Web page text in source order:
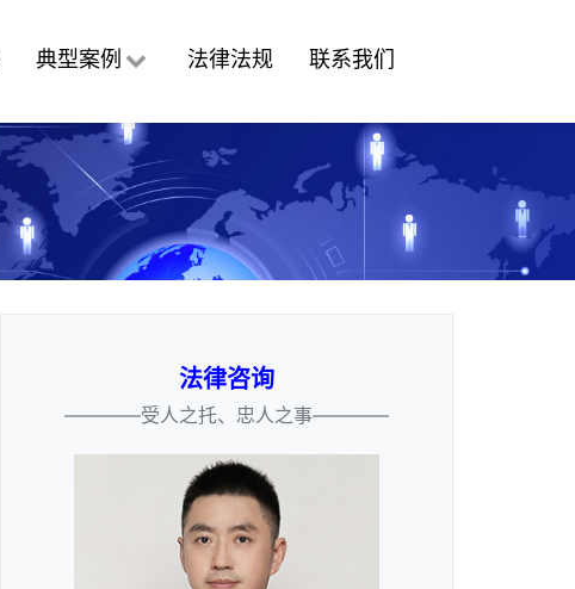
典型案例 法律法规 联系我们
法律咨询
————受人之托、忠人之事————